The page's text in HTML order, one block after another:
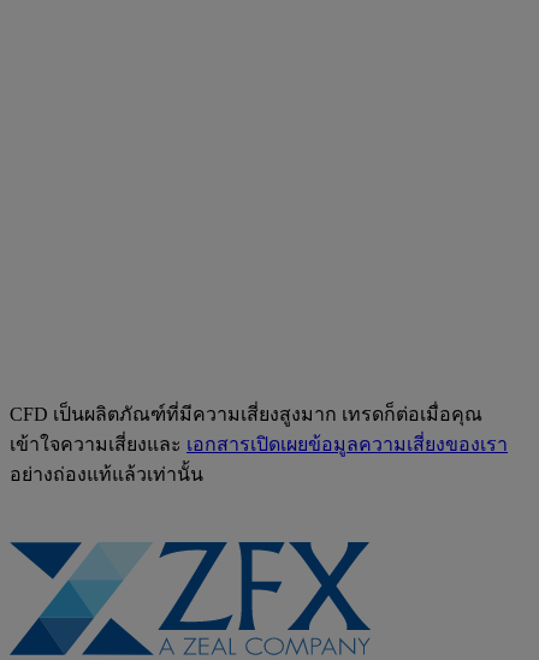
CFD เป็นผลิตภัณฑ์ที่มีความเสี่ยงสูงมาก เทรดก็ต่อเมื่อคุณ
เข้าใจความเสี่ยงและ เอกสารเปิดเผยข้อมูลความเสี่ยงของเรา
อย่างถ่องแท้แล้วเท่านั้น